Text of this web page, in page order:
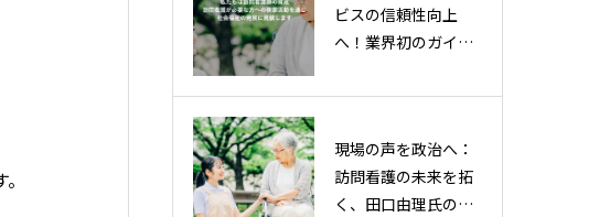
ビスの信頼性向上
へ！業界初のガイド
年7月24日（木）公
現場の声を政治へ：
訪問看護の未来を拓
く、田口由理氏の挑